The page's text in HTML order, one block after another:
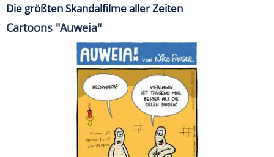
Die größten Skandalfilme aller Zeiten
Cartoons "Auweia"